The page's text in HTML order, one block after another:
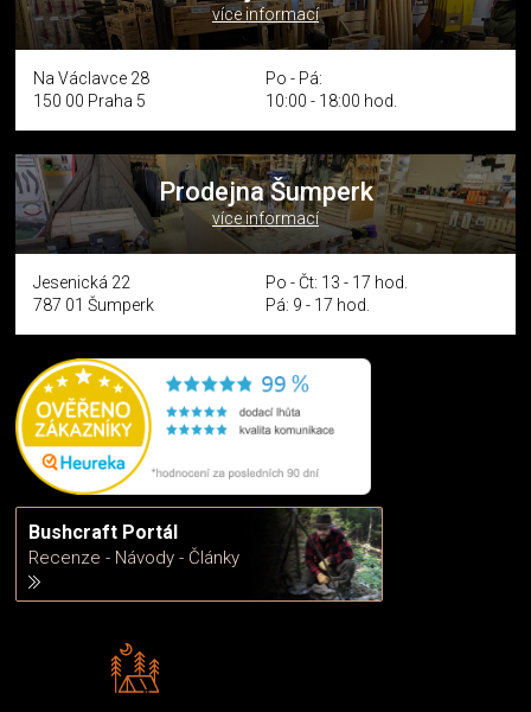
více informací
Na Václavce 28
150 00 Praha 5
Po - Pá:
10:00 - 18:00 hod.
Prodejna Šumperk
více informací
Jesenická 22
787 01 Šumperk
Po - Čt: 13 - 17 hod.
Pá: 9 - 17 hod.
Bushcraft Portál
Recenze - Návody - Články